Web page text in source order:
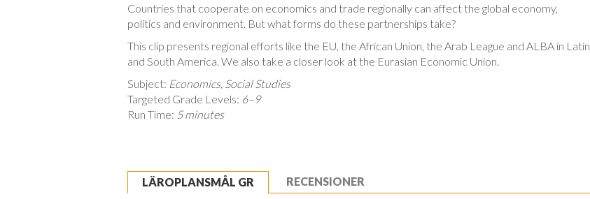
Countries that cooperate on economics and trade regionally can affect the global economy,
politics and environment. But what forms do these partnerships take?
This clip presents regional efforts like the EU, the African Union, the Arab League and ALBA in Latin
and South America. We also take a closer look at the Eurasian Economic Union.
Subject: Economics, Social Studies
Targeted Grade Levels: 6–9
Run Time: 5 minutes
LÄROPLANSMÅL GR RECENSIONER